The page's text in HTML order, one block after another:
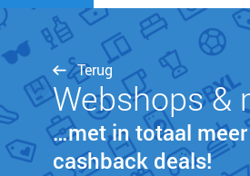
Terug
Webshops &
…met in totaal
cashback deals!